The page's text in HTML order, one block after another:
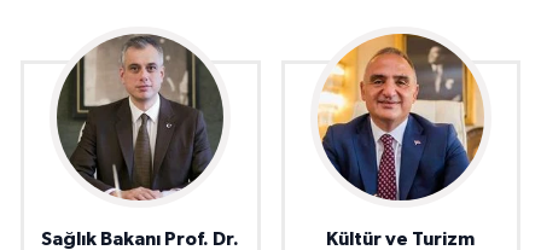
Sağlık Bakanı Prof. Dr.
Kültür ve Turizm